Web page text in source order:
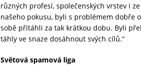
různých profesí, společenských vrstev i
našeho pokusu, byli s problémem dobře
sobě přitáhli za tak krátkou dobu. Byli
táhly ve snaze dosáhnout svých cílů.“
Světová spamová liga